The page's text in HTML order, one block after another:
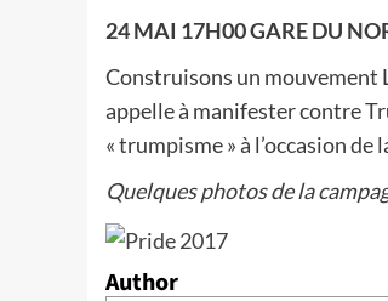
24 MAI 17H00 GARE DU
Construisons un mouvement
appelle à manifester contre
« trumpisme » à l’occasion
Quelques photos de la
Author